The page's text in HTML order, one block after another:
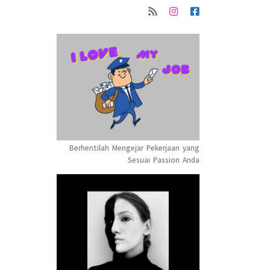
Berhentilah Mengejar Pekerjaan yang
Sesuai Passion Anda